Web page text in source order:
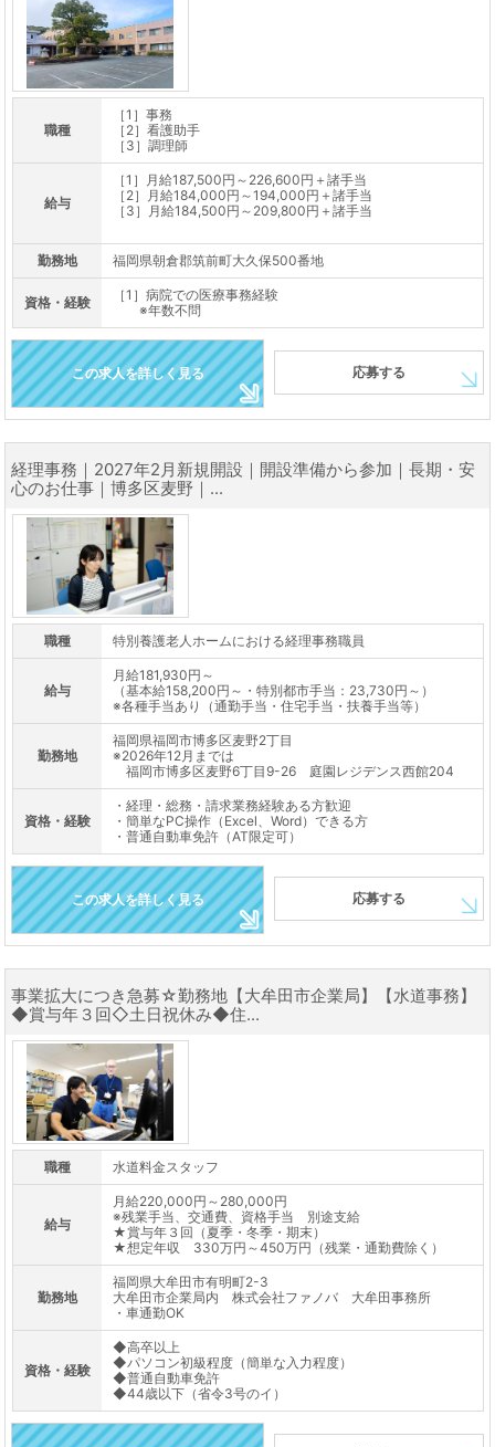
職種
［1］事務
［2］看護助手
［3］調理師
給与
［1］月給187,500円～226,600円＋諸手当
［2］月給184,000円～194,000円＋諸手当
［3］月給184,500円～209,800円＋諸手当
勤務地 福岡県朝倉郡筑前町大久保500番地
資格・経験
［1］病院での医療事務経験
※年数不問
この求人を詳しく見る 応募する
経理事務｜2027年2月新規開設｜開設準備から参加｜長期・安
心のお仕事｜博多区麦野｜...
職種 特別養護老人ホームにおける経理事務職員
給与
月給181,930円～
（基本給158,200円～・特別都市手当：23,730円～）
※各種手当あり（通勤手当・住宅手当・扶養手当等）
勤務地
福岡県福岡市博多区麦野2丁目
※2026年12月までは
福岡市博多区麦野6丁目9-26 庭園レジデンス西館204
資格・経験
・経理・総務・請求業務経験ある方歓迎
・簡単なPC操作（Excel、Word）できる方
・普通自動車免許（AT限定可）
この求人を詳しく見る 応募する
事業拡大につき急募☆勤務地【大牟田市企業局】【水道事務】
◆賞与年３回◇土日祝休み◆住...
職種 水道料金スタッフ
給与
月給220,000円～280,000円
※残業手当、交通費、資格手当 別途支給
★賞与年３回（夏季・冬季・期末）
★想定年収 330万円～450万円（残業・通勤費除く）
勤務地
福岡県大牟田市有明町2-3
大牟田市企業局内 株式会社ファノバ 大牟田事務所
・車通勤OK
資格・経験
◆高卒以上
◆パソコン初級程度（簡単な入力程度）
◆普通自動車免許
◆44歳以下（省令3号のイ）